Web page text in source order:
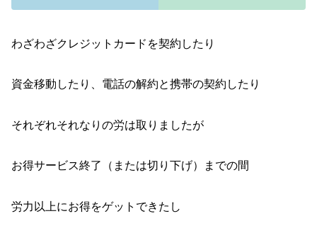
わざわざクレジットカードを契約したり
資金移動したり、電話の解約と携帯の契約したり
それぞれそれなりの労は取りましたが
お得サービス終了（または切り下げ）までの間
労力以上にお得をゲットできたし